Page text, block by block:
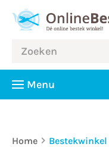
Menu
Home